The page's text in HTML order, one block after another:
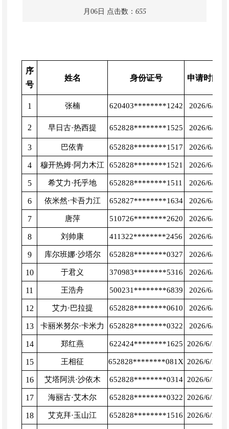
月06日 点击数： 655
序
号
姓名 身份证号 申请时间
1 张楠 620403********1242 2026/6/1
2 早日古·热西提 652828********1525 2026/6/1
3 巴依青 652828********1517 2026/6/2
4 穆开热姆·阿力木江 652828********1521 2026/6/2
5 希艾力·托乎地 652828********1511 2026/6/4
6 依米然·卡吾力江 652827********1634 2026/6/4
7 唐萍 510726********2620 2026/6/8
8 刘帅康 411322********2456 2026/6/8
9 库尔班娜·沙塔尔 652828********0327 2026/6/8
10 于君义 370983********5316 2026/6/8
11 王浩舟 500231********6839 2026/6/9
12 艾力·巴拉提 652828********0610 2026/6/9
13 卡丽米努尔·卡米力 652828********0322 2026/6/9
14 郑红燕 622424********1625 2026/6/11
15 王相征 652828********081X 2026/6/15
16 艾塔阿洪·沙依木 652828********0314 2026/6/15
17 海丽古·艾木尔 652828********0322 2026/6/15
18 艾克拜·玉山江 652828********1516 2026/6/16